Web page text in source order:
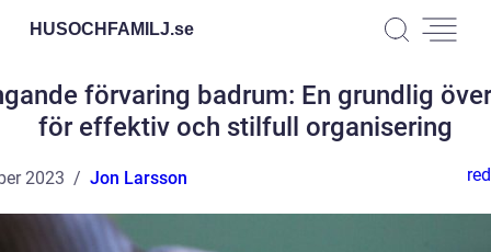
HUSOCHFAMILJ.se
förvaring badrum: En grundlig
för effektiv och stilfull organisering
2023 Jon Larsson